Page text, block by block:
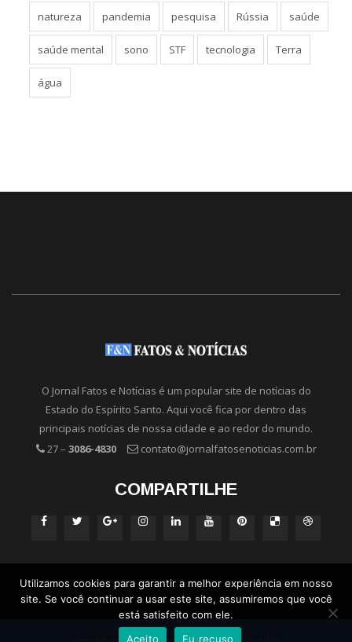
natureza pandemia pesquisa Rússia saúde
saúde mental sono STF tecnologia Terra
água
O Jornal Fatos e Notícias é um popular site de notícias do
Estado do Espírito Santo. Aqui você fica por dentro das
principais notícias de nossa cidade e ao redor do mundo.
27 – 3086-4830 contato@jornalfatosenoticias.com.br
COMPARTILHE
Utilizamos cookies para garantir a melhor experiência em nosso
site. Se você continuar a usar este site, assumiremos que você
está satisfeito com ele.
Aceito
Eu recuso